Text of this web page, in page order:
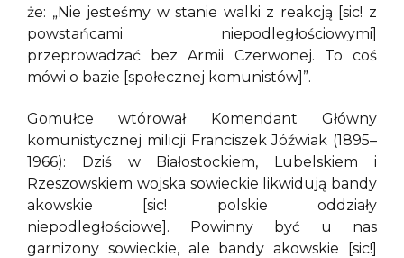
że: „Nie jesteśmy w stanie walki z reakcją [sic! z
powstańcami niepodległościowymi]
przeprowadzać bez Armii Czerwonej. To coś
mówi o bazie [społecznej komunistów]”.
Gomułce wtórował Komendant Główny
komunistycznej milicji Franciszek Jóźwiak (1895–
1966): Dziś w Białostockiem, Lubelskiem i
Rzeszowskiem wojska sowieckie likwidują bandy
akowskie [sic! polskie oddziały
niepodległościowe]. Powinny być u nas
garnizony sowieckie, ale bandy akowskie [sic!]